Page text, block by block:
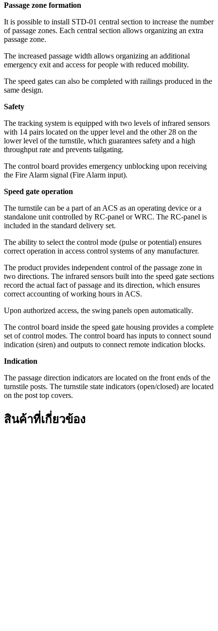
Passage zone formation
It is possible to install STD-01 central section to increase the number
of passage zones. Each central section allows organizing an extra
passage zone.
The increased passage width allows organizing an additional
emergency exit and access for people with reduced mobility.
The speed gates can also be completed with railings produced in the
same design.
Safety
The tracking system is equipped with two levels of infrared sensors
with 14 pairs located on the upper level and the other 28 on the
lower level of the turnstile, which guarantees safety and a high
throughput rate and prevents tailgating.
The control board provides emergency unblocking upon receiving
the Fire Alarm signal (Fire Alarm input).
Speed gate operation
The turnstile can be a part of an ACS as an operating device or a
standalone unit controlled by RC-panel or WRC. The RC-panel is
included in the standard delivery set.
The ability to select the control mode (pulse or potential) ensures
correct operation in access control systems of any manufacturer.
The product provides independent control of the passage zone in
two directions. The infrared sensors built into the speed gate sections
record the actual fact of passage and its direction, which ensures
correct accounting of working hours in ACS.
Upon authorized access, the swing panels open automatically.
The control board inside the speed gate housing provides a complete
set of control modes. The control board has inputs to connect sound
indication (siren) and outputs to connect remote indication blocks.
Indication
The passage direction indicators are located on the front ends of the
turnstile posts. The turnstile state indicators (open/closed) are located
on the post top covers.
สินค้าที่เกี่ยวข้อง